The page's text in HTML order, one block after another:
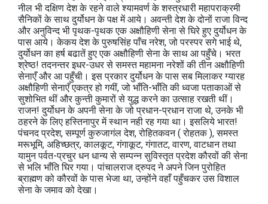
नील भी दक्षिण देश के रहने वाले श्यामवर्ण के शस्त्रधारी महापराक्रमी
सैनिकों के साथ दुर्योधन के पक्ष में आये। अवन्ती देश के दोनों राजा विन्द
और अनुविन्द भी पृथक-पृथक एक अक्षौहिणी सेना से घिरे हुए दुर्योधन के
पास आये। केकय देश के पुरुषसिंह पाँच नरेश, जो परस्पर सगे भाई थे,
दुर्योधन का हर्ष बढातें हुए एक अक्षौहिणी सेना के साथ आ पहुँचे। भरत
श्रेष्ठ! तदनन्तर इधर-उधर से समस्त महामना नरेशों की तीन अक्षौहिणी
सेनाएँ और आ पहुँची। इस प्रकार दुर्योधन के पास सब मिलाकर ग्यारह
अक्षौहिणी सेनाएँ एकत्र हो गयीं, जो भाँति-भाँति की ध्वजा पताकाओं से
सुशोभित थीं और कुन्ती कुमारों से युद्ध करने का उत्साह रखती थीं।
राजन! दुर्योधन के अपनी सेना के जो प्रधान-प्रधान राजा थे, उनके भी
ठहरने के लिए हस्तिनापुर में स्थान नही रह गया था। इसलिये भारत!
पंचनद प्रदेश, सम्पूर्ण कुरुजागंल देश, रोहितकवन ( रोहतक ), समस्त
मरूभूमि, अहिच्छत्र, कालकूट, गंगाकूट, गंगातट, वारण, वाटधान तथा
यामुन पर्वत-प्रचुर धन धान्य से सम्पन्न सुविस्तृत प्रदेश कौरवों की सेना
से भलि भाँति घिर गया। पांचालराज द्रुपद ने अपने जिन पुरोहित
ब्राह्मण को कौरवों के पास भेजा था, उन्होंने वहाँ पहुँचकर उस विशाल
सेना के जमाव को देखा।